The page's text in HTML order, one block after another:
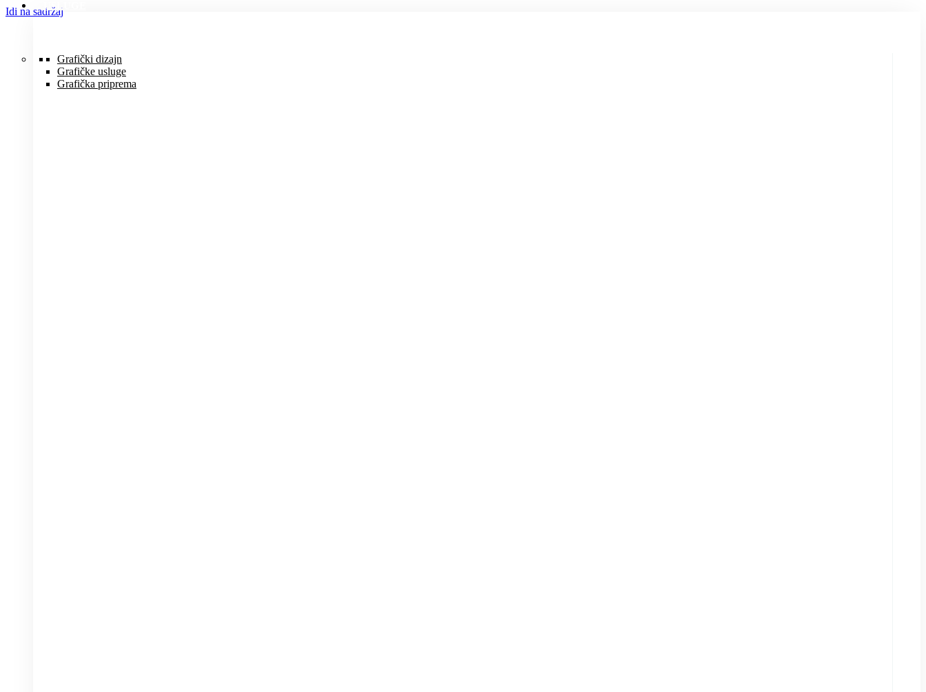
Idi na sadržajUSLUGE
Grafički dizajn
Grafičke usluge
Grafička priprema